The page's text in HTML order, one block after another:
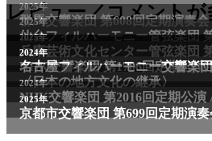
レビュー／コメントが
2025年
群馬交響楽団 第608回定期演奏会
2025年
仙台フィルハーモニー管弦楽団
2025年
兵庫芸術文化センター管弦楽団
2011年
NHK交響楽団 第1706回定期公演
2024年
名古屋フィルハーモニー交響楽
〈日本の地方文化の継承〉
2024年
NHK交響楽団 第2016回定期公演
2025年
京都市交響楽団 第699回定期演奏